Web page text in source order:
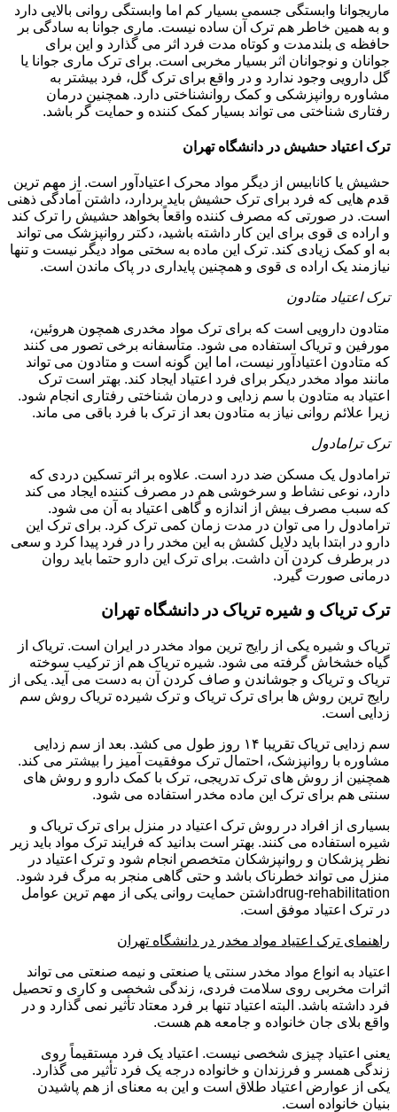
ماریجوانا وابستگی جسمی بسیار کم اما وابستگی روانی بالایی دارد
و به همین خاطر هم ترک آن ساده نیست. ماری جوانا به سادگی بر
حافظه ی بلندمدت و کوتاه مدت فرد اثر می گذارد و این برای
جوانان و نوجوانان اثر بسیار مخربی است. برای ترک ماری جوانا یا
گل دارویی وجود ندارد و در واقع برای ترک گل، فرد بیشتر به
مشاوره روانپزشکی و کمک روانشناختی دارد. همچنین درمان
رفتاری شناختی می تواند بسیار کمک کننده و حمایت گر باشد.
ترک اعتیاد حشیش در دانشگاه تهران
حشیش یا کانابیس از دیگر مواد محرک اعتیادآور است. از مهم ترین
قدم هایی که فرد برای ترک حشیش باید بردارد، داشتن آمادگی ذهنی
است. در صورتی که مصرف کننده واقعاً بخواهد حشیش را ترک کند
و اراده ی قوی برای این کار داشته باشید، دکتر روانپزشک می تواند
به او کمک زیادی کند. ترک این ماده به سختی مواد دیگر نیست و تنها
نیازمند یک اراده ی قوی و همچنین پایداری در پاک ماندن است.
ترک اعتیاد متادون
متادون دارویی است که برای ترک مواد مخدری همچون هروئین،
مورفین و تریاک استفاده می شود. متأسفانه برخی تصور می کنند
که متادون اعتیادآور نیست، اما این گونه است و متادون می تواند
مانند مواد مخدر دیکر برای فرد اعتیاد ایجاد کند. بهتر است ترک
اعتیاد به متادون با سم زدایی و درمان شناختی رفتاری انجام شود.
زیرا علائم روانی نیاز به متادون بعد از ترک با فرد باقی می ماند.
ترک ترامادول
ترامادول یک مسکن ضد درد است. علاوه بر اثر تسکین دردی که
دارد، نوعی نشاط و سرخوشی هم در مصرف کننده ایجاد می کند
که سبب مصرف بیش از اندازه و گاهی اعتیاد به آن می شود.
ترامادول را می توان در مدت زمان کمی ترک کرد. برای ترک این
دارو در ابتدا باید دلایل کشش به این مخدر را در فرد پیدا کرد و سعی
در برطرف کردن آن داشت. برای ترک این دارو حتما باید روان
درمانی صورت گیرد.
ترک تریاک و شیره تریاک در دانشگاه تهران
تریاک و شیره یکی از رایج ترین مواد مخدر در ایران است. تریاک از
گیاه خشخاش گرفته می شود. شیره تریاک هم از ترکیب سوخته
تریاک و تریاک و جوشاندن و صاف کردن آن به دست می آید. یکی از
رایج ترین روش ها برای ترک تریاک و ترک شیرده تریاک روش سم
زدایی است.
سم زدایی تریاک تقریبا ۱۴ روز طول می کشد. بعد از سم زدایی
مشاوره با روانپزشک، احتمال ترک موفقیت آمیز را بیشتر می کند.
همچنین از روش های ترک تدریجی، ترک با کمک دارو و روش های
سنتی هم برای ترک این ماده مخدر استفاده می شود.
بسیاری از افراد در روش ترک اعتیاد در منزل برای ترک تریاک و
شیره استفاده می کنند. بهتر است بدانید که فرایند ترک مواد باید زیر
نظر پزشکان و روانپزشکان متخصص انجام شود و ترک اعتیاد در
منزل می تواند خطرناک باشد و حتی گاهی منجر به مرگ فرد شود.
drug-rehabilitationداشتن حمایت روانی یکی از مهم ترین عوامل
در ترک اعتیاد موفق است.
راهنمای ترک اعتیاد مواد مخدر در دانشگاه تهران
اعتیاد به انواع مواد مخدر سنتی یا صنعتی و نیمه صنعتی می تواند
اثرات مخربی روی سلامت فردی، زندگی شخصی و کاری و تحصیل
فرد داشته باشد. البته اعتیاد تنها بر فرد معتاد تأثیر نمی گذارد و در
واقع بلای جان خانواده و جامعه هم هست.
یعنی اعتیاد چیزی شخصی نیست. اعتیاد یک فرد مستقیماً روی
زندگی همسر و فرزندان و خانواده درجه یک فرد تأثیر می گذارد.
یکی از عوارض اعتیاد طلاق است و این به معنای از هم پاشیدن
بنیان خانواده است.